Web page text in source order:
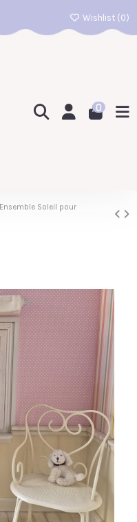
Wishlist (0)
0
Ensemble Soleil pour